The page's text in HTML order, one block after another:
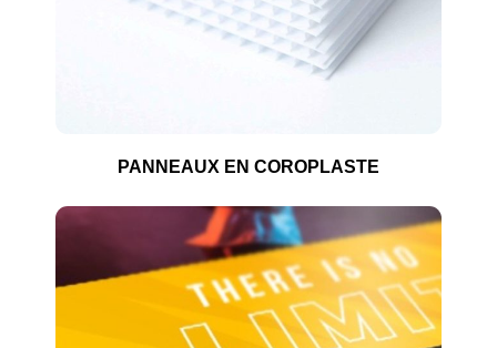
PANNEAUX EN COROPLASTE